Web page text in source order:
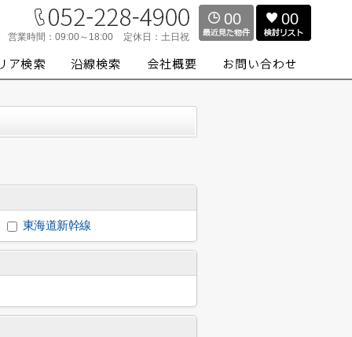
営業時間： 09:00～18:00 定休日： 土日祝
00 00
東海道新幹線